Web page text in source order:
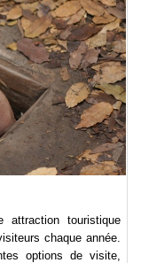
attraction touristique
chaque année.
options de visite,